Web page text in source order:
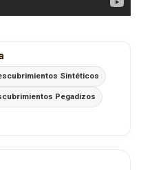
Sintéticos
Pegadizos